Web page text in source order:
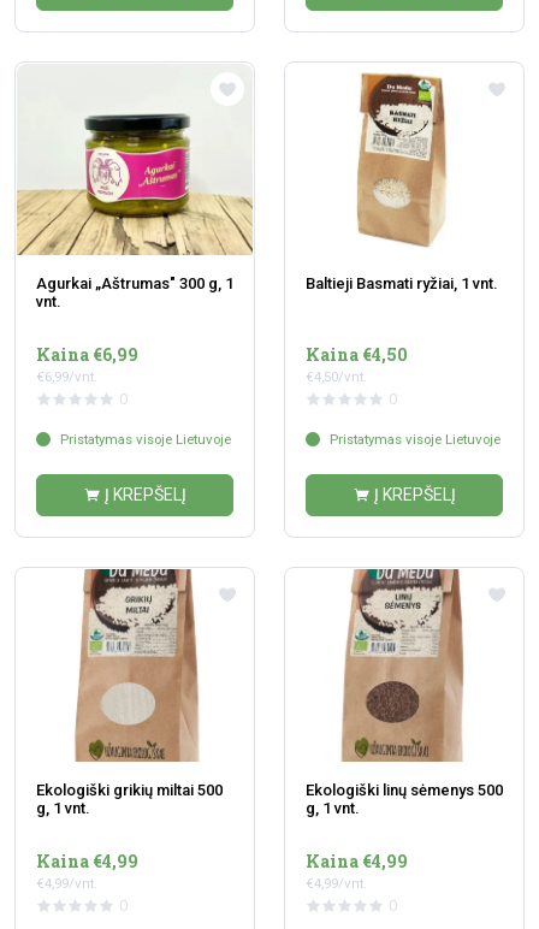
Agurkai „Aštrumas" 300 g, 1
vnt.
Kaina €6,99
€6,99/vnt.
0
Pristatymas visoje Lietuvoje
Į KREPŠELĮ
Baltieji Basmati ryžiai, 1 vnt.
Kaina €4,50
€4,50/vnt.
0
Pristatymas visoje Lietuvoje
Į KREPŠELĮ
Ekologiški grikių miltai 500
g, 1 vnt.
Kaina €4,99
€4,99/vnt.
0
Ekologiški linų sėmenys 500
g, 1 vnt.
Kaina €4,99
€4,99/vnt.
0